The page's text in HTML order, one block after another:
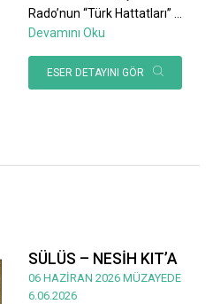
Rado’nun “Türk Hattatları”
Devamını Oku
ESER DETAYINI GÖR
SÜLÜS – NESİH KIT’A
06 HAZİRAN 2026 MÜZAYEDE
6.06.2026